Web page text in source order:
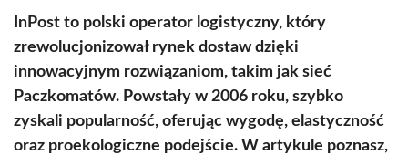
InPost to polski operator logistyczny, który
zrewolucjonizował rynek dostaw dzięki
innowacyjnym rozwiązaniom, takim jak sieć
Paczkomatów. Powstały w 2006 roku, szybko
zyskali popularność, oferując wygodę, elastyczność
oraz proekologiczne podejście. W artykule poznasz,